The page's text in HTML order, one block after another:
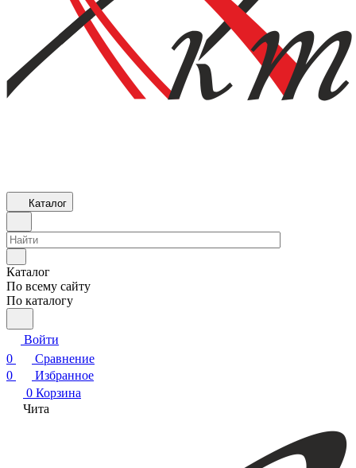
Каталог
Каталог
По всему сайту
По каталогу
Войти
0
Сравнение
0
Избранное
0 Корзина
Чита